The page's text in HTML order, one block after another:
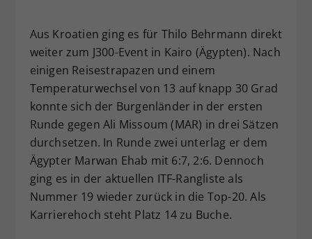
Aus Kroatien ging es für Thilo Behrmann direkt
weiter zum J300-Event in Kairo (Ägypten). Nach
einigen Reisestrapazen und einem
Temperaturwechsel von 13 auf knapp 30 Grad
konnte sich der Burgenländer in der ersten
Runde gegen Ali Missoum (MAR) in drei Sätzen
durchsetzen. In Runde zwei unterlag er dem
Ägypter Marwan Ehab mit 6:7, 2:6. Dennoch
ging es in der aktuellen ITF-Rangliste als
Nummer 19 wieder zurück in die Top-20. Als
Karrierehoch steht Platz 14 zu Buche.